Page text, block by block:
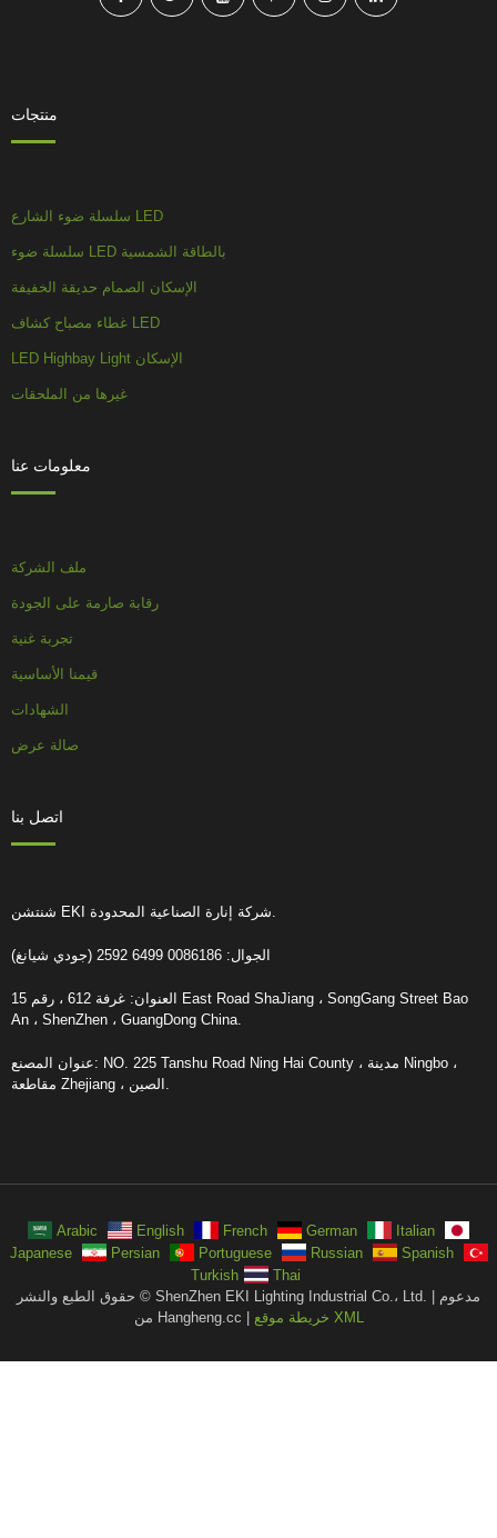
منتجات
سلسلة ضوء الشارع LED
سلسلة ضوء LED بالطاقة الشمسية
الإسكان الصمام حديقة الخفيفة
غطاء مصباح كشاف LED
LED Highbay Light الإسكان
غيرها من الملحقات
معلومات عنا
ملف الشركة
رقابة صارمة على الجودة
تجربة غنية
قيمنا الأساسية
الشهادات
صالة عرض
اتصل بنا
شنتشن EKI شركة إنارة الصناعية المحدودة.
الجوال: 0086186 6499 2592 (جودي شيانغ)
العنوان: غرفة 612 ، رقم 15 East Road ShaJiang ، SongGang Street Bao
An ، ShenZhen ، GuangDong China.
عنوان المصنع: NO. 225 Tanshu Road Ning Hai County ، مدينة Ningbo ،
مقاطعة Zhejiang ، الصين.
Arabic English French German
Italian
Japanese
Persian Portuguese Russian
Spanish
Turkish
Thai
حقوق الطبع والنشر © ShenZhen EKI Lighting Industrial Co.، Ltd. | مدعوم
من Hangheng.cc |
خريطة موقع XML